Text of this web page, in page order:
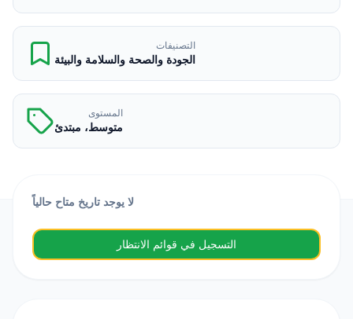
التصنيفات
الجودة والصحة والسلامة والبيئة
المستوى
متوسط، مبتدئ
لا يوجد تاريخ متاح حالياً
التسجيل في قوائم الانتظار